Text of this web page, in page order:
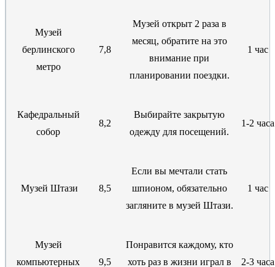
Музей
берлинского
метро
7,8
Музей открыт 2 раза в
месяц, обратите на это
внимание при
планировании поездки.
1 час
Кафедральный
собор
8,2
Выбирайте закрытую
одежду для посещений.
1-2 часа
Музей Штази 8,5
Если вы мечтали стать
шпионом, обязательно
загляните в музей Штази.
1 час
Музей
компьютерных
9,5
Понравится каждому, кто
хоть раз в жизни играл в
2-3 часа